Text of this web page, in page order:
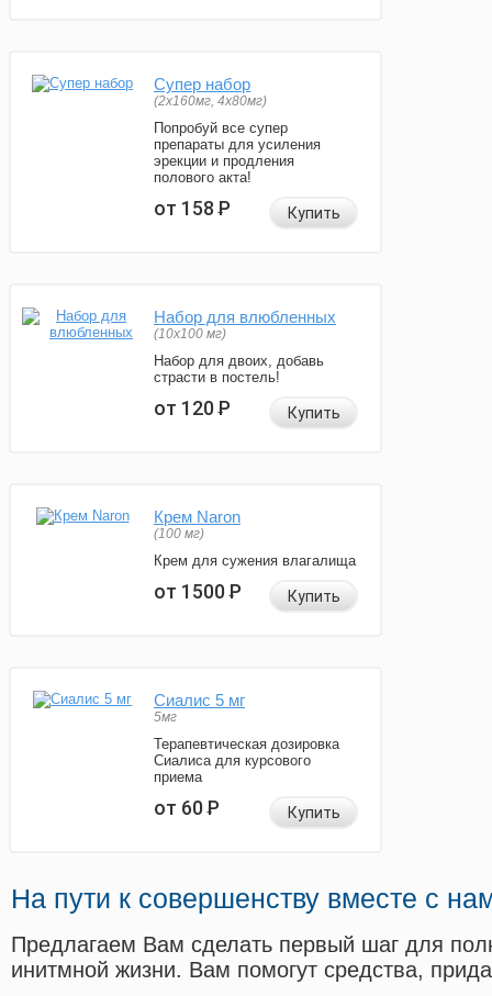
Супер набор
(2х160мг, 4х80мг)
Попробуй все супер
препараты для усиления
эрекции и продления
полового акта!
от 158Р Купить
Набор для влюбленных
(10х100 мг)
Набор для двоих, добавь
страсти в постель!
от 120Р Купить
Крем Naron
(100 мг)
Крем для сужения влагалища
от 1500Р Купить
Сиалис 5 мг
5мг
Терапевтическая дозировка
Сиалиса для курсового
приема
от 60Р Купить
На пути к совершенству вместе с
Предлагаем Вам сделать первый шаг для
инитмной жизни. Вам помогут средства,